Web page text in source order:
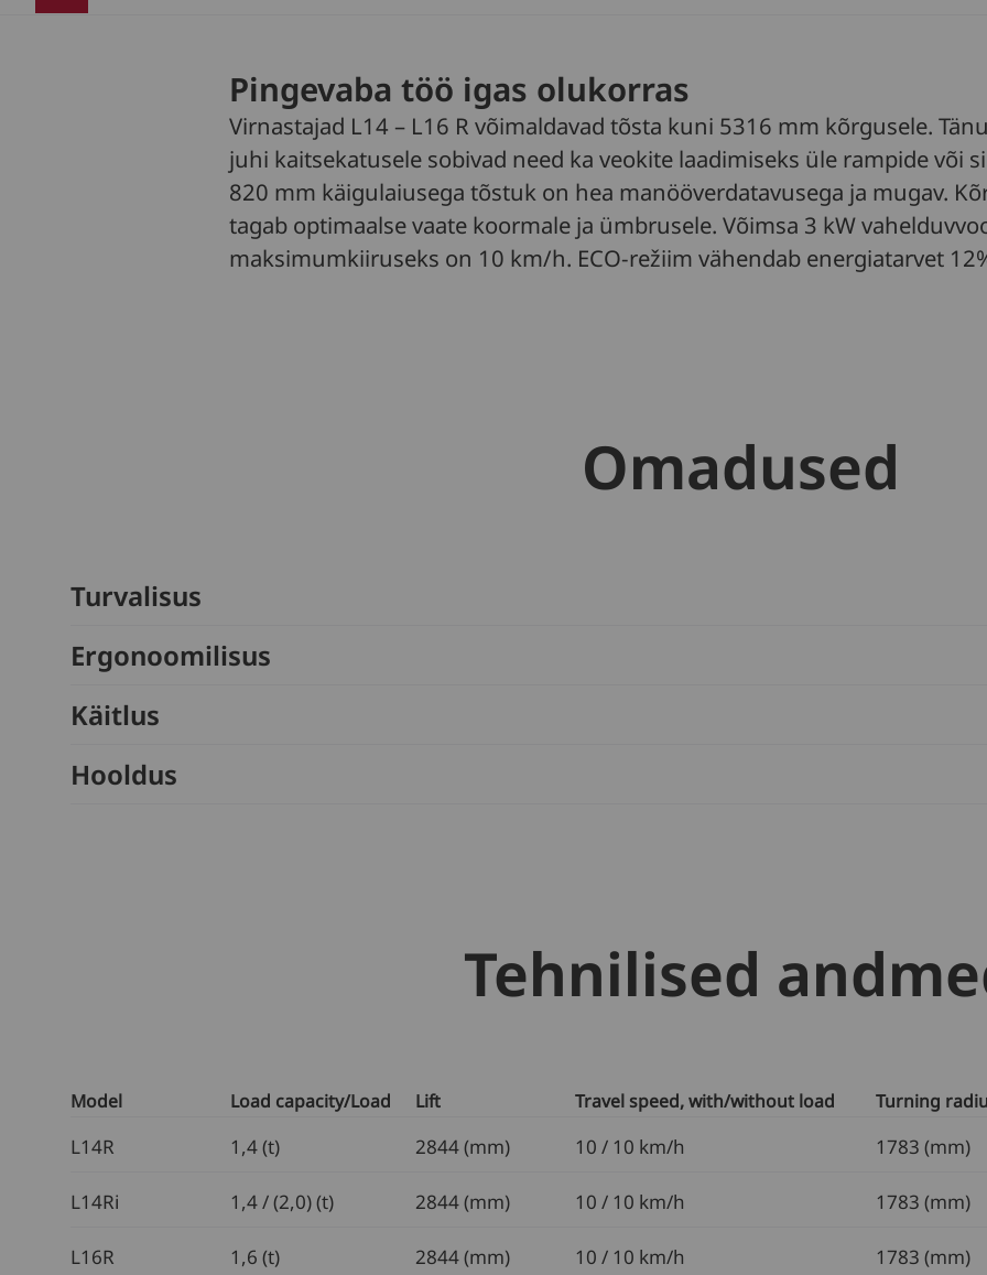
Pingevaba töö igas olukorras
Virnastajad L14 – L16 R võimaldavad tõsta kuni 5316 mm kõrgusele.
juhi kaitsekatusele sobivad need ka veokite laadimiseks üle rampide või
820 mm käigulaiusega tõstuk on hea manööverdatavusega ja mugav.
tagab optimaalse vaate koormale ja ümbrusele. Võimsa 3 kW
maksimumkiiruseks on 10 km/h. ECO-režiim vähendab energiatarvet
Omadused
Turvalisus
Ergonoomilisus
Käitlus
Hooldus
Tehnilised
Model Load capacity/Load Lift Travel speed, with/without load Turning
L14R 1,4 (t) 2844 (mm) 10 / 10 km/h 1783 (mm)
L14Ri 1,4 / (2,0) (t) 2844 (mm) 10 / 10 km/h 1783 (mm)
L16R 1,6 (t) 2844 (mm) 10 / 10 km/h 1783 (mm)